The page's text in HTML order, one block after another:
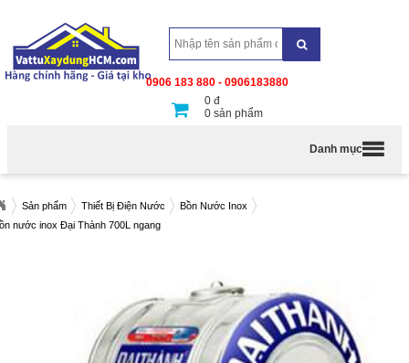
0906 183 880 - 0906183880
0 đ
0 sản phẩm
Danh mục
Sản phẩm Thiết Bị Điện Nước
Bồn Nước Inox
nước inox Đại Thành 700L ngang